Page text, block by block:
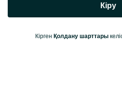
Кіру
Кірген Қолдану шарттары